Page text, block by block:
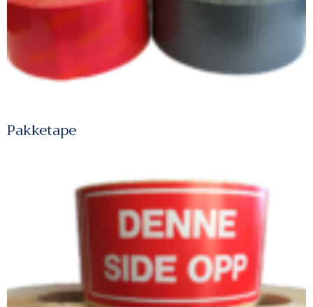
Pakketape